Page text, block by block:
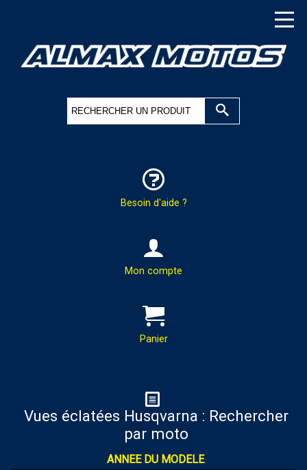
Besoin d'aide ?
HOTLINE & COMMANDES
PAR TÉLÉPHONE :
PAR MAIL :
Contactez-nous pour toutes
demandes de renseignements
Mon compte
Panier
Panier
Votre panier est vide
Vues éclatées Husqvarna : Rechercher
par moto
ANNEE DU MODELE